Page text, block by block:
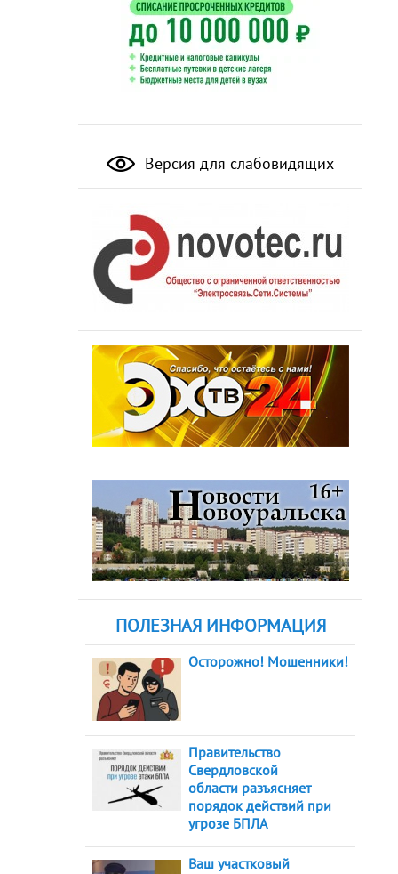
Версия для слабовидящих
ПОЛЕЗНАЯ ИНФОРМАЦИЯ
Осторожно! Мошенники!
Правительство
Свердловской
области разъясняет
порядок действий при
угрозе БПЛА
Ваш участковый